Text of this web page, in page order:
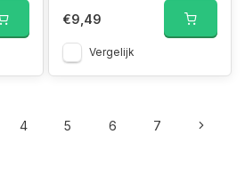
€9,49
Vergelijk
4 5 6 7